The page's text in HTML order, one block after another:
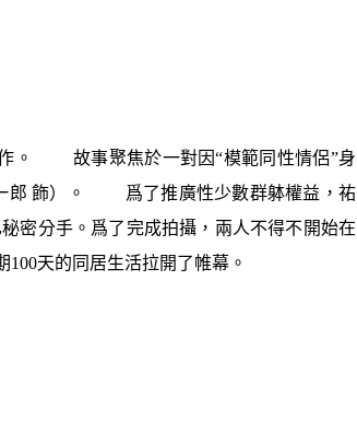
作。 故事聚焦於一對因“模範同性情侶”身
一郎 飾）。 爲了推廣性少數群躰權益，祐
密分手。爲了完成拍攝，兩人不得不開始在
天的同居生活拉開了帷幕。